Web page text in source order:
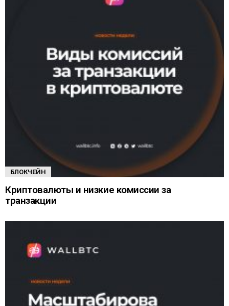
БЛОКЧЕЙН
Криптовалюты и низкие комиссии за
транзакции